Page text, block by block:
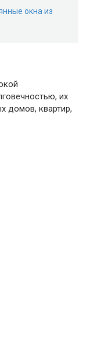
окна из
их
домов, квартир,